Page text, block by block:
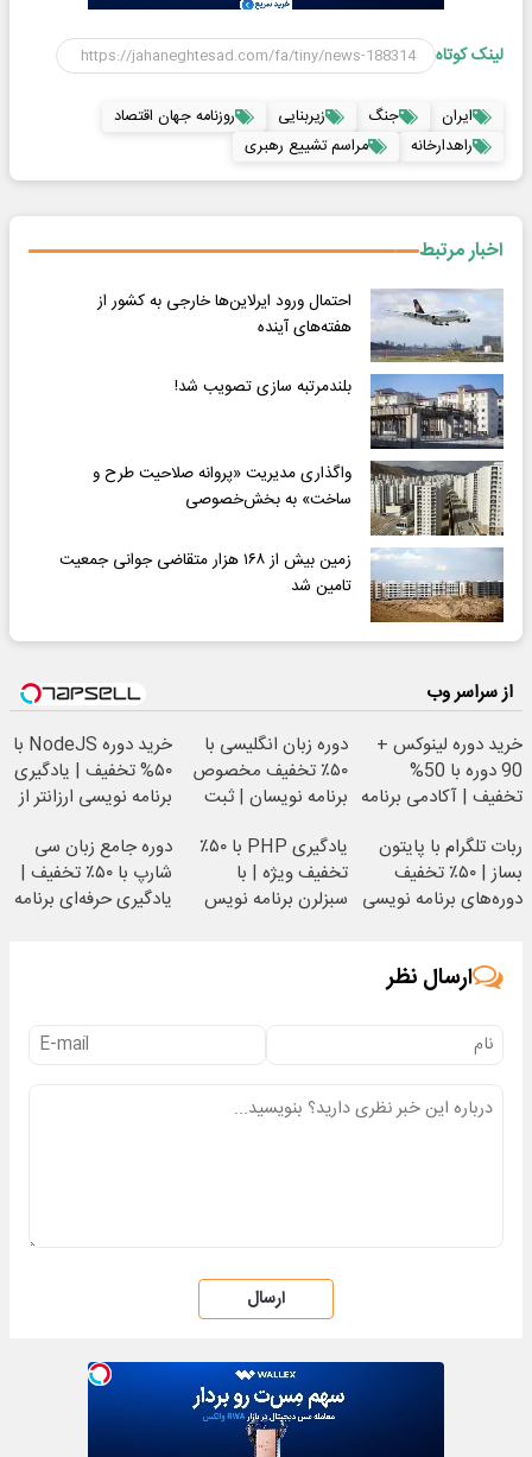
لینک کوتاه
ایران جنگ زیربنایی
روزنامه جهان اقتصاد
راهدارخانه
مراسم تشییع رهبری
اخبار مرتبط
احتمال ورود ایرلاین‌ها خارجی به کشور از
هفته‌های آینده
بلندمرتبه سازی تصویب شد!
واگذاری مدیریت «پروانه صلاحیت طرح و
ساخت» به بخش‌خصوصی
زمین بیش از ۱۶۸ هزار متقاضی جوانی جمعیت
تامین شد
از سراسر وب
خرید دوره لینوکس +
90 دوره با 50%
تخفیف | آکادمی برنامه
دوره زبان انگلیسی با
۵۰٪ تخفیف مخصوص
برنامه نویسان | ثبت
خرید دوره NodeJS با
۵۰% تخفیف | یادگیری
برنامه نویسی ارزانتر از
ربات تلگرام با پایتون
بساز | ۵۰٪ تخفیف
دوره‌های برنامه نویسی
یادگیری PHP با ۵۰٪
تخفیف ویژه | با
سبزلرن برنامه نویس
دوره جامع زبان سی
شارپ با ۵۰٪ تخفیف |
یادگیری حرفه‌ای برنامه
ارسال نظر
ارسال